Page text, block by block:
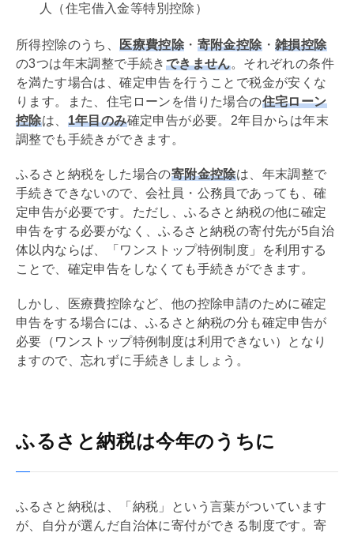
人（住宅借入金等特別控除）
所得控除のうち、医療費控除 ・ 寄附金控除・雑損控除
の3つは年末調整で手続き できません。それぞれの条件
を満たす場合は、確定申告を行うことで税金が安くな
ります。また、 住宅ローン を借りた場合の住宅ローン
控除は、 1年目のみ確定申告が必要。2年目からは年末
調整でも手続きができます。
ふるさと納税をした場合の寄附金控除は、 年末調整で
手続きできないので、会社員・公務員であっても、確
定申告が必要です。ただし、ふるさと納税の他に確定
申告をする必要がなく、ふるさと納税の寄付先が5自治
体以内ならば、「ワンストップ特例制度」を利用する
ことで、確定申告をしなくても手続きができます。
しかし、医療費控除など、他の控除申請のために確定
申告をする場合には、ふるさと納税の分も確定申告が
必要（ワンストップ特例制度は利用できない）となり
ますので、忘れずに手続きしましょう。
ふるさと納税は今年のうちに
ふるさと納税は、「納税」という言葉がついています
が、自分が選んだ自治体に寄付ができる制度です。寄